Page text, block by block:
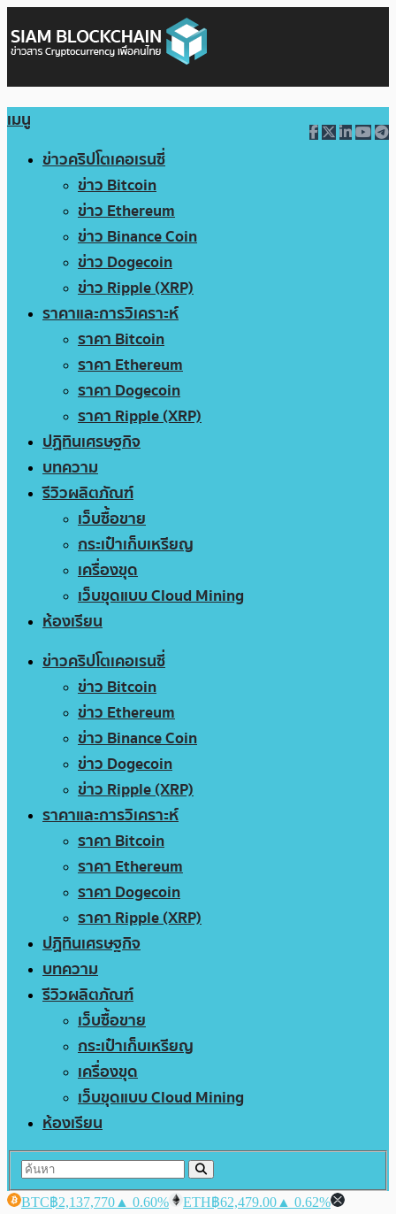
เมนู
ข่าวคริปโตเคอเรนซี่
ข่าว Bitcoin
ข่าว Ethereum
ข่าว Binance Coin
ข่าว Dogecoin
ข่าว Ripple (XRP)
ราคาและการวิเคราะห์
ราคา Bitcoin
ราคา Ethereum
ราคา Dogecoin
ราคา Ripple (XRP)
ปฏิทินเศรษฐกิจ
บทความ
รีวิวผลิตภัณฑ์
เว็บซื้อขาย
กระเป๋าเก็บเหรียญ
เครื่องขุด
เว็บขุดแบบ Cloud Mining
ห้องเรียน
ข่าวคริปโตเคอเรนซี่
ข่าว Bitcoin
ข่าว Ethereum
ข่าว Binance Coin
ข่าว Dogecoin
ข่าว Ripple (XRP)
ราคาและการวิเคราะห์
ราคา Bitcoin
ราคา Ethereum
ราคา Dogecoin
ราคา Ripple (XRP)
ปฏิทินเศรษฐกิจ
บทความ
รีวิวผลิตภัณฑ์
เว็บซื้อขาย
กระเป๋าเก็บเหรียญ
เครื่องขุด
เว็บขุดแบบ Cloud Mining
ห้องเรียน
BTC฿2,137,770 ▲ 0.60% ETH฿62,479.00 ▲ 0.62%